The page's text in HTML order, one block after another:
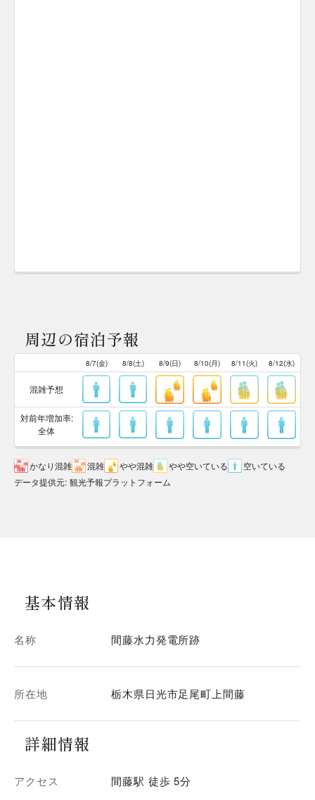
周辺の宿泊予報
8/7(金) 8/8(土) 8/9(日) 8/10(月) 8/11(火) 8/12(水)
混雑予想
対前年増加率:
全体
かなり混雑 混雑 やや混雑 やや空いている
空いている
データ提供元: 観光予報プラットフォーム
基本情報
名称 間藤水力発電所跡
所在地 栃木県日光市足尾町上間藤
詳細情報
アクセス 間藤駅 徒歩 5分